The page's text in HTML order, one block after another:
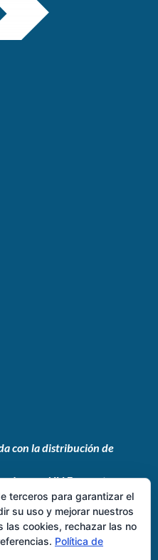
con la distribución de
en el IV Encuentro
terceros para garantizar el
su uso y mejorar nuestros
las cookies, rechazar las no
Política de